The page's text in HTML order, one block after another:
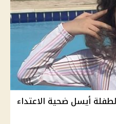
أيسل ضحية الاعتداء